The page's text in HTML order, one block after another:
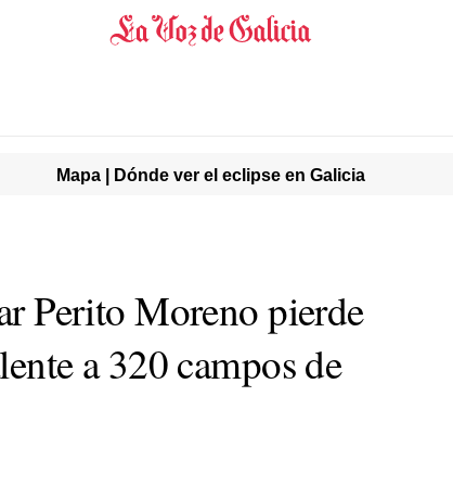
Mapa | Dónde ver el eclipse en Galicia
Perito Moreno pierde
a 320 campos de